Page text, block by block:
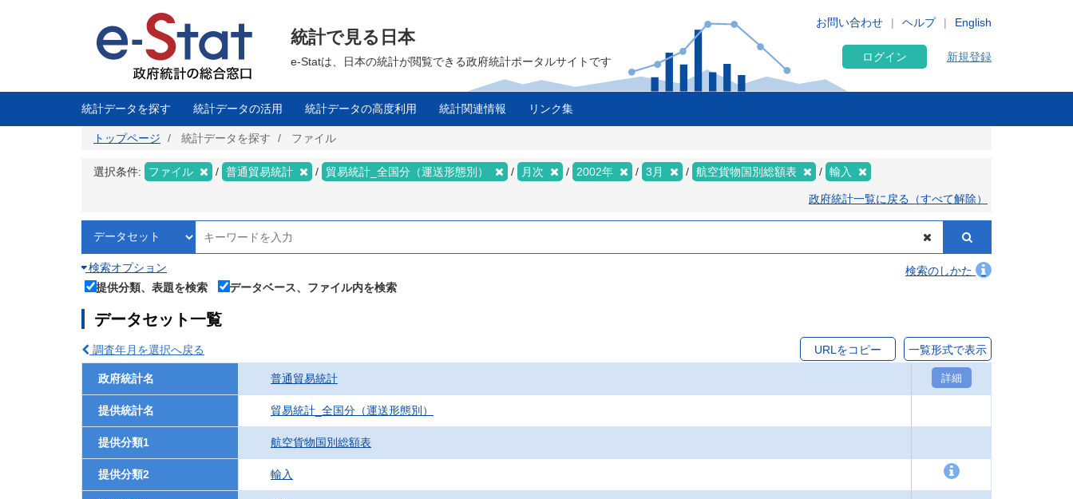
に
English
お問い合わせ ヘルプ
統計で見る日本
e-Statは、日本の統計が閲覧できる政府統計ポータルサイトです ログイン 新規登録
統計データを探す 統計データの活用 統計データの高度利用 統計関連情報 リンク集
トップページ 統計データを探す ファイル
選択条件: ファイル 普通貿易統計 貿易統計_全国分（運送形態別） 月次 2002年 3月 航空貨物国別総額表 輸入
政府統計一覧に戻る（すべて解除）
検索オプション
検索のしかた
提供分類、表題を検索
データベース、ファイル内を検索
データセット一覧
調査年月を選択へ戻る URLをコピー 一覧形式で表示
政府統計名 普通貿易統計 詳細
提供統計名 貿易統計_全国分（運送形態別）
提供分類1 航空貨物国別総額表
提供分類2 輸入